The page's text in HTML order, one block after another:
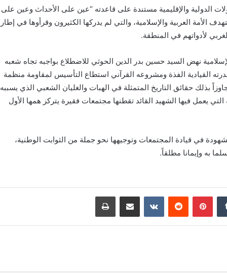
الدولية والإقليمية مستندة على قاعدته “عين على الأحداث وعين على
الأمة العربية والإسلامية، والتي لم يدركها الكثيرون وقرأوها في إطار
لأدواتهم في المنطقة.
نهض السيد حسين بدر الدين الحوثي للاضطلاع بواجبه تجاه شعبه
القيادية الفذة ومشروعه القرآني استطاع التأسيس لمقاومة منظمة
بذلك حقائق التاريخ المتمثلة في الهبات والغليان الشعبي الذي يسببه
التي يعمل فيها الشهيد القائد تقطنها مجتمعات فقيرة يتركز همها الأول
في قيادة المجتمعات وتوجيهها نحو جملة من الثوابت الوطنية،
به وإيمانا مطلقاً.
بينتيريست